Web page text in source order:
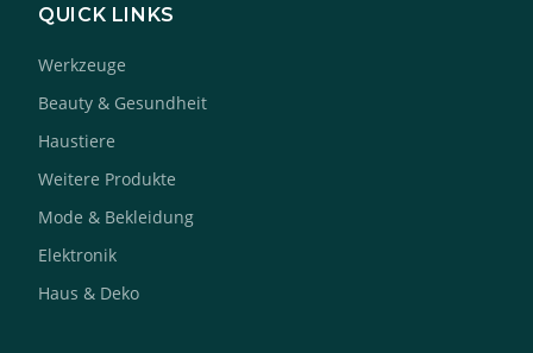
QUICK LINKS
Werkzeuge
Beauty & Gesundheit
Haustiere
Weitere Produkte
Mode & Bekleidung
Elektronik
Haus & Deko